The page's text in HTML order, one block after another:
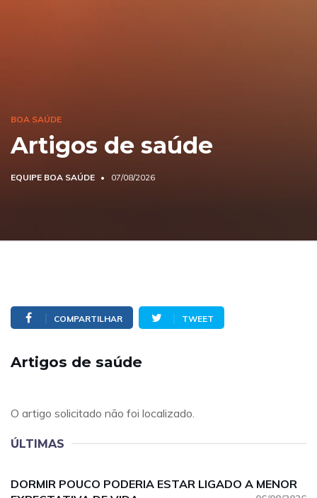
BOA SAÚDE
Artigos de saúde
EQUIPE BOA SAÚDE 07/08/2026
COMPARTILHAR TWEET
Artigos de saúde
O artigo solicitado não foi localizado.
ÚLTIMAS
DORMIR POUCO PODERIA ESTAR LIGADO A MENOR